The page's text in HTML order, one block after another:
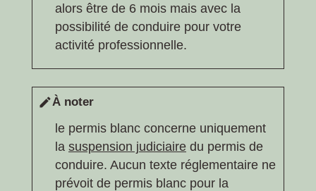
alors être de 6 mois mais avec la
possibilité de conduire pour votre
activité professionnelle.
editÀ noter
le permis blanc concerne uniquement
la suspension judiciaire du permis de
conduire. Aucun texte réglementaire ne
prévoit de permis blanc pour la